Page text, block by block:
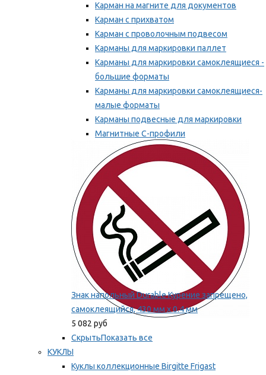
Карман на магните для документов
Карман с прихватом
Карман с проволочным подвесом
Карманы для маркировки паллет
Карманы для маркировки самоклеящиеся -
большие форматы
Карманы для маркировки самоклеящиеся-
малые форматы
Карманы подвесные для маркировки
Магнитные С-профили
Напольная маркировка
Мы рекомендуем
Знак напольный Durable Курение запрещено,
самоклеящийся, 430 мм х 0.4 мм
5 082 руб
СкрытьПоказать все
КУКЛЫ
Куклы коллекционные Birgitte Frigast